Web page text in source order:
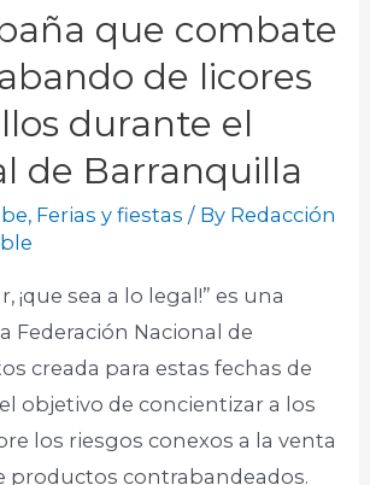
que combate
de licores
durante el
de Barranquilla
, Ferias y fiestas / By Redacción
¡que sea a lo legal!” es una
Federación Nacional de
creada para estas fechas de
objetivo de concientizar a los
los riesgos conexos a la venta
productos contrabandeados.